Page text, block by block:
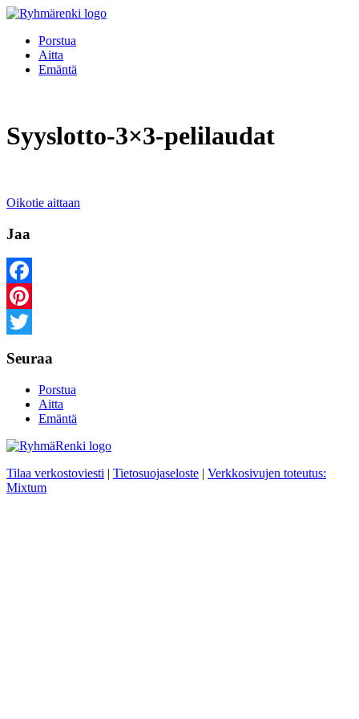
Porstua
Aitta
Emäntä
Syyslotto-3×3-pelilaudat
Oikotie aittaan
Jaa
Facebook
Pinterest
Seuraa
Porstua
Aitta
Emäntä
Tilaa verkostoviesti | Tietosuojaseloste | Verkkosivujen toteutus:
Mixtum